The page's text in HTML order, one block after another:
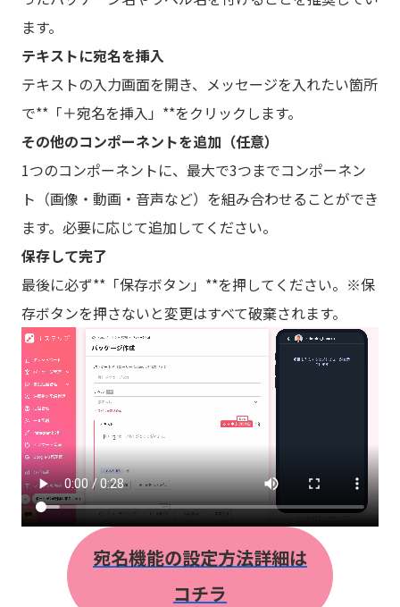
ます。
テキストに宛名を挿入
テキストの入力画面を開き、メッセージを入れたい箇所
で**「＋宛名を挿入」**をクリックします。
その他のコンポーネントを追加（任意）
1つのコンポーネントに、最大で3つまでコンポーネン
ト（画像・動画・音声など）を組み合わせることができ
ます。必要に応じて追加してください。
保存して完了
最後に必ず**「保存ボタン」**を押してください。※保
存ボタンを押さないと変更はすべて破棄されます。
宛名機能の設定方法詳細は
コチラ